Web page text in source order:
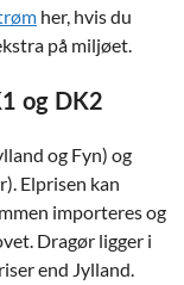
her, hvis du
på miljøet.
og DK2
og Fyn) og
Elprisen kan
importeres og
Dragør ligger i
end Jylland.